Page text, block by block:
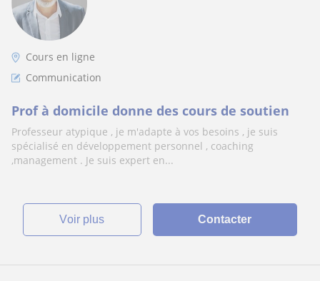
Cours en ligne
Communication
Prof à domicile donne des cours de soutien
Professeur atypique , je m'adapte à vos besoins , je suis
spécialisé en développement personnel , coaching
,management . Je suis expert en...
voir plus Contacter